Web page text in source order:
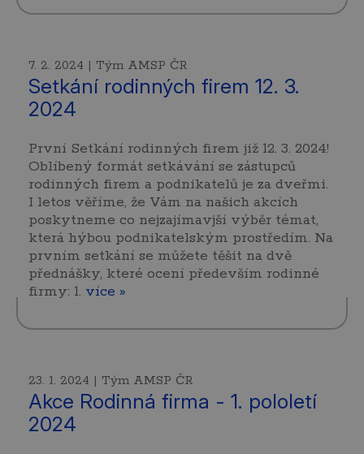
7. 2. 2024 | Tým AMSP ČR
Setkání rodinných firem 12. 3.
2024
První Setkání rodinných firem již 12. 3. 2024!
Oblíbený formát setkávání se zástupců
rodinných firem a podnikatelů je za dveřmi.
I letos věříme, že Vám na našich akcích
poskytneme co nejzajímavjší výběr témat,
která hýbou podnikatelským prostředím. Na
prvním setkání se můžete těšit na dvě
přednášky, které ocení především rodinné
firmy: 1. více »
23. 1. 2024 | Tým AMSP ČR
Akce Rodinná firma - 1. pololetí
2024